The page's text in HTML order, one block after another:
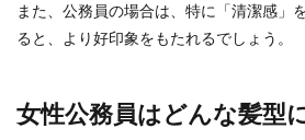
また、公務員の場合は、特に「清潔感」
ると、より好印象をもたれるでしょう。
女性公務員はどんな髪型